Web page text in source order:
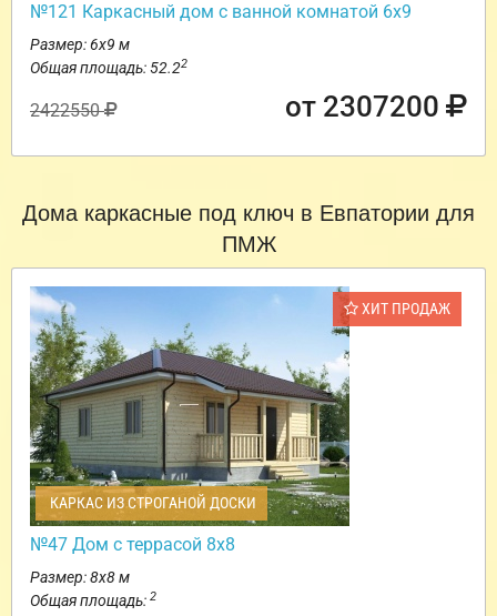
№121 Каркасный дом с ванной комнатой 6х9
Размер: 6х9 м
Общая площадь: 52.22
2422550 от 2307200
Дома каркасные под ключ в Евпатории для
ПМЖ
ХИТ ПРОДАЖ
КАРКАС ИЗ СТРОГАНОЙ ДОСКИ
№47 Дом с террасой 8х8
Размер: 8х8 м
Общая площадь: 2